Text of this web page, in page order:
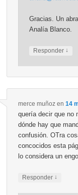
Gracias. Un
Analía Blanco.
Responder ↓
merce muñozen 14
quería decir que no
dónde hay que
confusión. OTra
concocidos esta
lo considera un
Responder ↓